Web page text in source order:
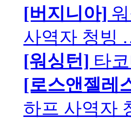
[버지니아]
사역자 청빙
[워싱턴] 타
[로스앤젤레
하프 사역자